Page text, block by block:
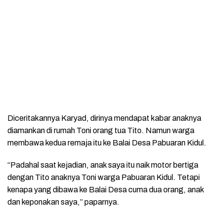
Diceritakannya Karyad, dirinya mendapat kabar anaknya
diamankan di rumah Toni orang tua Tito. Namun warga
membawa kedua remaja itu ke Balai Desa Pabuaran Kidul.
“Padahal saat kejadian, anak saya itu naik motor bertiga
dengan Tito anaknya Toni warga Pabuaran Kidul. Tetapi
kenapa yang dibawa ke Balai Desa cuma dua orang, anak
dan keponakan saya,” paparnya.